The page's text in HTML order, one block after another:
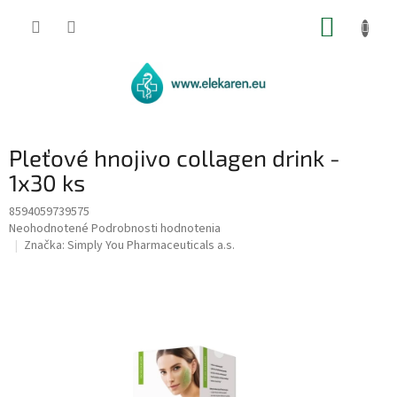
Pleťové hnojivo collagen drink -
1x30 ks
8594059739575
Priemerné
hodnotenie
Neohodnotené Podrobnosti hodnotenia
Značka: Simply You Pharmaceuticals a.s.